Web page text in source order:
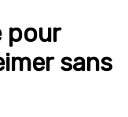
pour
sans